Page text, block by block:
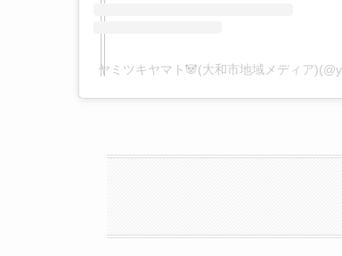
ヤミツキヤマト🐼(大和市地域メディア